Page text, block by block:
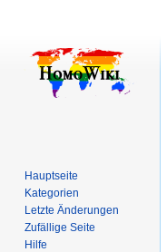
Hauptseite
Kategorien
Letzte Änderungen
Zufällige Seite
Hilfe